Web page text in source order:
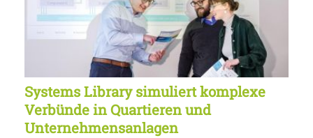
Systems Library simuliert komplexe
Verbünde in Quartieren und
Unternehmensanlagen